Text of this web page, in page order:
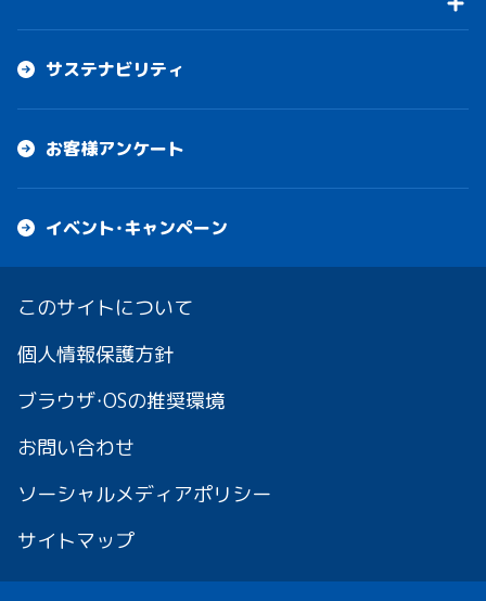
サステナビリティ
お客様アンケート
イベント・キャンペーン
このサイトについて
個人情報保護方針
ブラウザ・OSの推奨環境
お問い合わせ
ソーシャルメディアポリシー
サイトマップ